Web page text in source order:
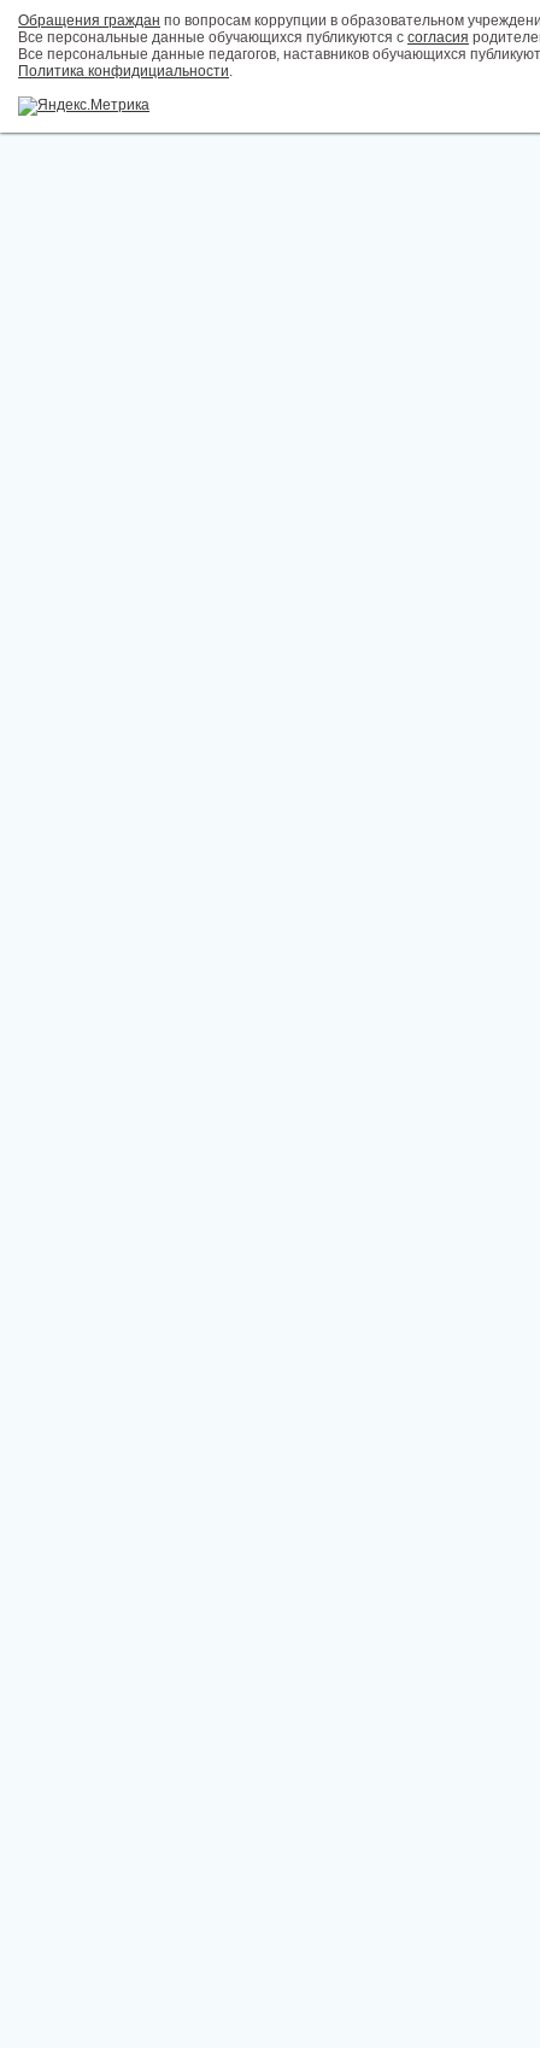
Обращения граждан по вопросам коррупции в образовательном
Все персональные данные обучающихся публикуются с согласия
Все персональные данные педагогов, наставников обучающихся
Политика конфидициальности.